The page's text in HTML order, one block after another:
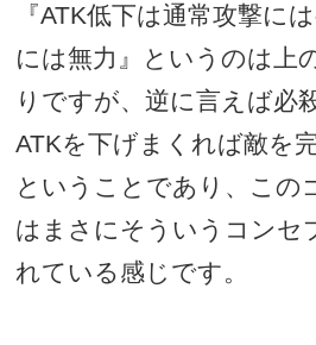
『ATK低下は通常攻撃に
には無力』というのは上
りですが、逆に言えば必
ATKを下げまくれば敵を
ということであり、この
はまさにそういうコンセ
れている感じです。